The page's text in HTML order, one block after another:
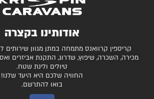
חניונים מומלצים
יצירת קשר
ציוד ואביזרים נלווים
אודותינו בקצרה
קריספין קרוואנס מתמחה במתן מגוון שירותים
מכירה, השכרה, שיפוץ, שדרוג, התקנת אביזרים
טיולים ולינת שטח.
החוויה שלכם היא היעד שלנו!
בואו להתרשם.